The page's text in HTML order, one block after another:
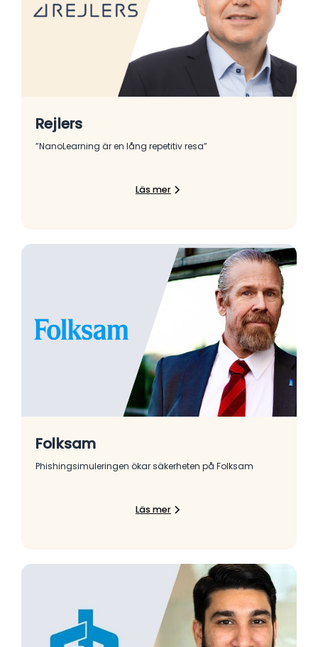
Rejlers
”NanoLearning är en lång repetitiv resa”
Läs mer
Folksam
Phishingsimuleringen ökar säkerheten på Folksam
Läs mer